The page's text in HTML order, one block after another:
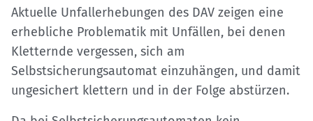
Aktuelle Unfallerhebungen des DAV zeigen eine
erhebliche Problematik mit Unfällen, bei denen
Kletternde vergessen, sich am
Selbstsicherungsautomat einzuhängen, und damit
ungesichert klettern und in der Folge abstürzen.